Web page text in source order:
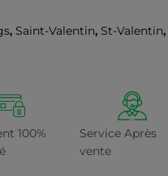
, Saint-Valentin, St-Valentin,
100%
Service Après
vente